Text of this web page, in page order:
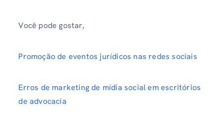
Você pode gostar,
Promoção de eventos jurídicos nas redes sociais
Erros de marketing de mídia social em escritórios
de advocacia